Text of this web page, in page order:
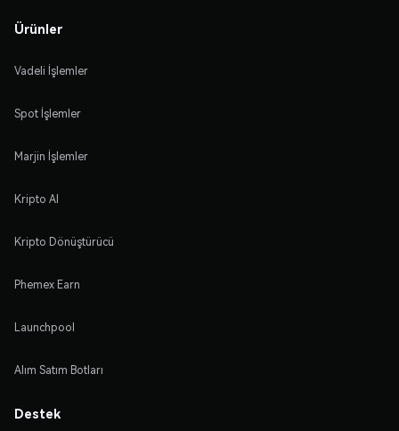
Ürünler
Vadeli İşlemler
Spot İşlemler
Marjin İşlemler
Kripto Al
Kripto Dönüştürücü
Phemex Earn
Launchpool
Alım Satım Botları
Destek